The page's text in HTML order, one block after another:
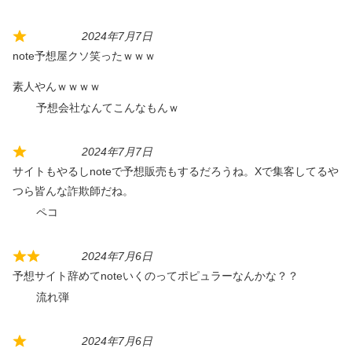
2024年7月7日
note予想屋クソ笑ったｗｗｗ
素人やんｗｗｗｗ
予想会社なんてこんなもんｗ
2024年7月7日
サイトもやるしnoteで予想販売もするだろうね。Xで集客してるや
つら皆んな詐欺師だね。
ペコ
2024年7月6日
予想サイト辞めてnoteいくのってポピュラーなんかな？？
流れ弾
2024年7月6日